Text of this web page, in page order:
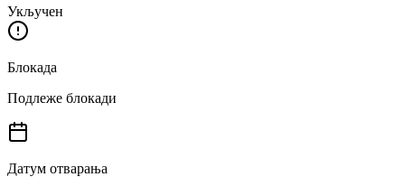
Укључен
Блокада
Подлеже блокади
Датум отварања